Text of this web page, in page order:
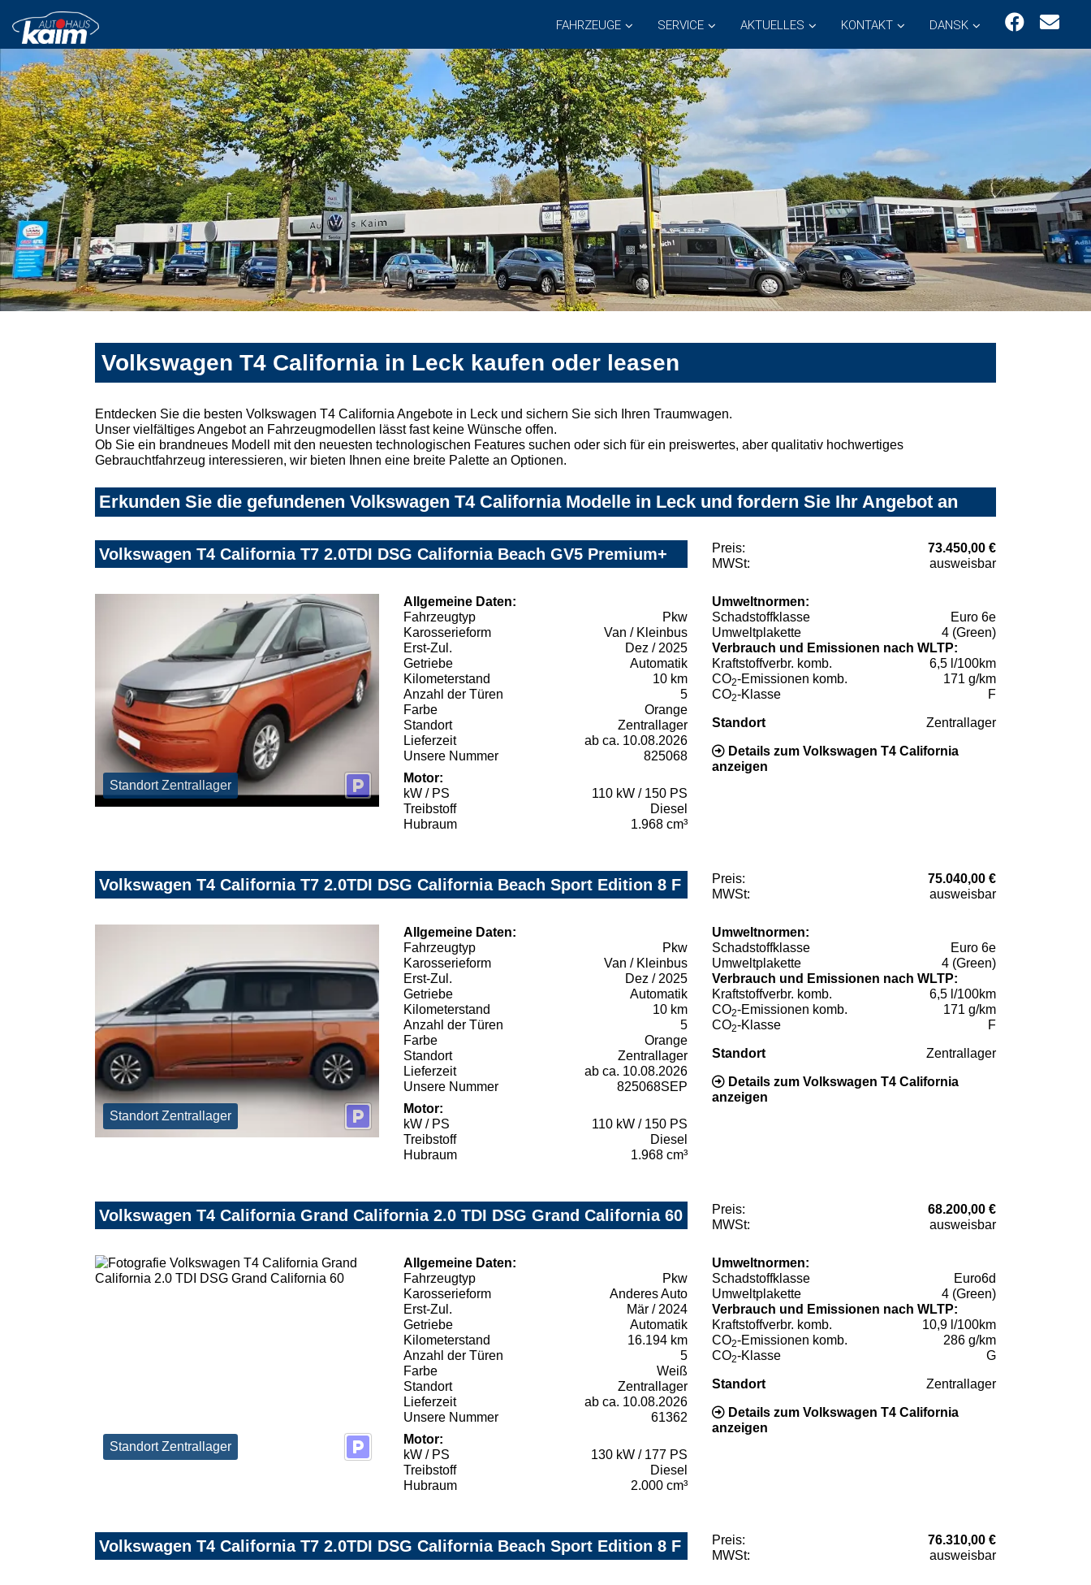
FAHRZEUGE SERVICE AKTUELLES KONTAKT DANSK
Volkswagen T4 California in Leck kaufen oder leasen
Entdecken Sie die besten Volkswagen T4 California Angebote in Leck und sichern Sie sich Ihren Traumwagen.
Unser vielfältiges Angebot an Fahrzeugmodellen lässt fast keine Wünsche offen.
Ob Sie ein brandneues Modell mit den neuesten technologischen Features suchen oder sich für ein preiswertes, aber qualitativ hochwertiges
Gebrauchtfahrzeug interessieren, wir bieten Ihnen eine breite Palette an Optionen.
Erkunden Sie die gefundenen Volkswagen T4 California Modelle in Leck und fordern Sie Ihr Angebot an
Volkswagen T4 California T7 2.0TDI DSG California Beach GV5 Premium+ Preis:
73.450,00 €
MWSt:
ausweisbar
Standort Zentrallager
Allgemeine Daten:
Fahrzeugtyp
Pkw
Karosserieform
Van / Kleinbus
Erst-Zul.
Dez / 2025
Getriebe
Automatik
Kilometerstand
10 km
Anzahl der Türen
5
Farbe
Orange
Standort
Zentrallager
Lieferzeit
ab ca. 10.08.2026
Unsere Nummer
825068
Motor:
kW / PS
110 kW / 150 PS
Treibstoff
Diesel
Hubraum
1.968 cm³
Umweltnormen:
Schadstoffklasse
Euro 6e
Umweltplakette
4 (Green)
Verbrauch und Emissionen nach WLTP:
Kraftstoffverbr. komb.
6,5 l/100km
CO2-Emissionen komb.
171 g/km
CO2-Klasse F
Standort Zentrallager
Details zum Volkswagen T4 California
anzeigen
Volkswagen T4 California T7 2.0TDI DSG California Beach Sport Edition 8 F Preis:
75.040,00 €
MWSt:
ausweisbar
Standort Zentrallager
Allgemeine Daten:
Fahrzeugtyp
Pkw
Karosserieform
Van / Kleinbus
Erst-Zul.
Dez / 2025
Getriebe
Automatik
Kilometerstand
10 km
Anzahl der Türen
5
Farbe
Orange
Standort
Zentrallager
Lieferzeit
ab ca. 10.08.2026
Unsere Nummer
825068SEP
Motor:
kW / PS
110 kW / 150 PS
Treibstoff
Diesel
Hubraum
1.968 cm³
Umweltnormen:
Schadstoffklasse
Euro 6e
Umweltplakette
4 (Green)
Verbrauch und Emissionen nach WLTP:
Kraftstoffverbr. komb.
6,5 l/100km
CO2-Emissionen komb.
171 g/km
CO2-Klasse F
Standort Zentrallager
Details zum Volkswagen T4 California
anzeigen
Volkswagen T4 California Grand California 2.0 TDI DSG Grand California 60 Preis:
68.200,00 €
MWSt:
ausweisbar
Standort Zentrallager
Allgemeine Daten:
Fahrzeugtyp
Pkw
Karosserieform
Anderes Auto
Erst-Zul.
Mär / 2024
Getriebe
Automatik
Kilometerstand
16.194 km
Anzahl der Türen
5
Farbe
Weiß
Standort
Zentrallager
Lieferzeit
ab ca. 10.08.2026
Unsere Nummer
61362
Motor:
kW / PS
130 kW / 177 PS
Treibstoff
Diesel
Hubraum
2.000 cm³
Umweltnormen:
Schadstoffklasse
Euro6d
Umweltplakette
4 (Green)
Verbrauch und Emissionen nach WLTP:
Kraftstoffverbr. komb.
10,9 l/100km
CO2-Emissionen komb.
286 g/km
CO2-Klasse G
Standort Zentrallager
Details zum Volkswagen T4 California
anzeigen
Volkswagen T4 California T7 2.0TDI DSG California Beach Sport Edition 8 F Preis:
76.310,00 €
MWSt:
ausweisbar